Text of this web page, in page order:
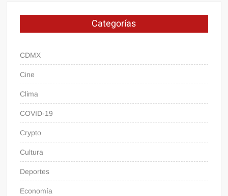
Categorías
CDMX
Cine
Clima
COVID-19
Crypto
Cultura
Deportes
Economía